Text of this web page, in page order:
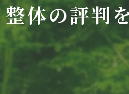
整体の評判